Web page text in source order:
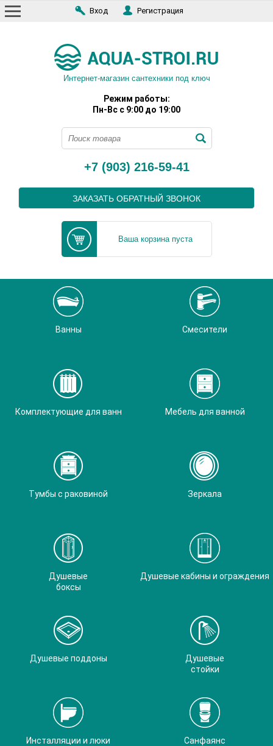
Вход Регистрация
Интернет-магазин сантехники под ключ
Режим работы:
Пн-Вс с 9:00 до 19:00
+7 (903) 216-59-41
ЗАКАЗАТЬ ОБРАТНЫЙ ЗВОНОК
Ваша корзина пуста
Ванны Смесители
Комплектующие для ванн Мебель для ванной
Тумбы с раковиной Зеркала
Душевые
боксы
Душевые кабины и ограждения
Душевые поддоны
Душевые
стойки
Инсталляции и люки Санфаянс